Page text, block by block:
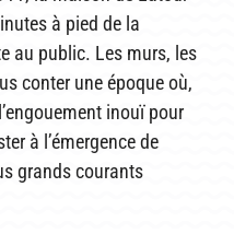
à pied de la
au public. Les murs, les
conter une époque où,
inouï pour
à l’émergence de
grands courants